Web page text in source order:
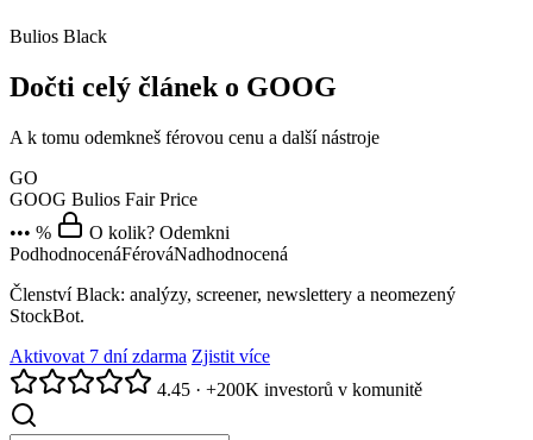
Bulios Black
Dočti celý článek o GOOG
A k tomu odemkneš férovou cenu a další nástroje
GO
GOOG Bulios Fair Price
••• %
O kolik? Odemkni
PodhodnocenáFérováNadhodnocená
Členství Black: analýzy, screener, newslettery a neomezený
StockBot.
Aktivovat 7 dní zdarma Zjistit více
4.45 · +200K investorů v komunitě